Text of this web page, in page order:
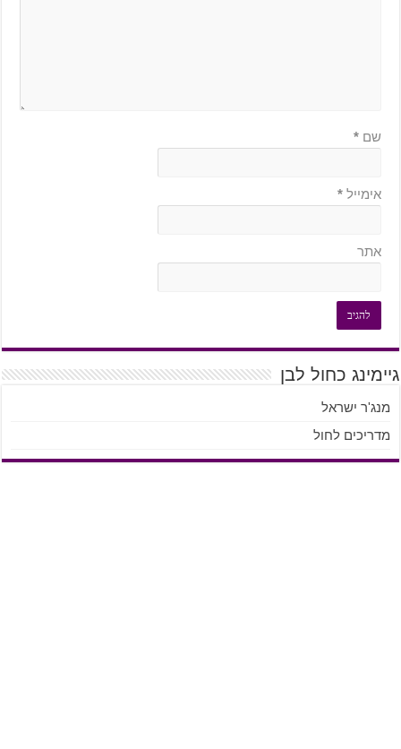
שם *
אימייל *
אתר
גיימינג כחול לבן
מנג'ר ישראל
מדריכים לחול